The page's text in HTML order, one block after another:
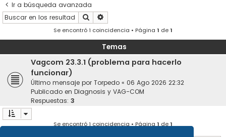
Ir a búsqueda avanzada
Buscar
Se encontró 1 coincidencia • Página 1 de1
Temas
Vagcom 23.3.1 (problema para hacerlo
funcionar)
Último mensaje por Torpedo « 06 Ago 2026 22:32
Publicado en Diagnosis y VAG-COM
Respuestas: 3
Se encontró 1 coincidencia • Página1de1